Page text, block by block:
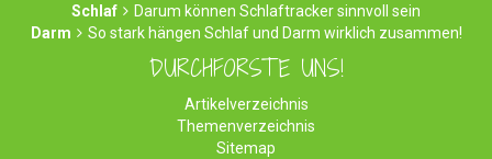
Schlaf
Darum können Schlaftracker sinnvoll sein
Darm
So stark hängen Schlaf und Darm wirklich zusammen!
DURCHFORSTE UNS!
Artikelverzeichnis
Themenverzeichnis
Sitemap